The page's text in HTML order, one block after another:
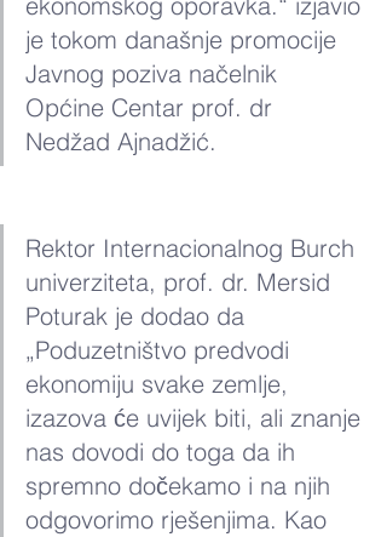
je tokom današnje promocije
Javnog poziva načelnik
Općine Centar prof. dr
Nedžad Ajnadžić.
Rektor Internacionalnog Burch
univerziteta, prof. dr. Mersid
Poturak je dodao da
„Poduzetništvo predvodi
ekonomiju svake zemlje,
izazova će uvijek biti, ali znanje
nas dovodi do toga da ih
spremno dočekamo i na njih
odgovorimo rješenjima. Kao